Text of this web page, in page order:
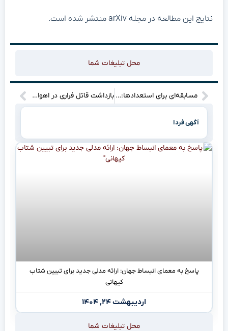
نتایج این مطالعه در مجله arXiv منتشر شده است.
محل تبلیغات شما
مسابقه‌ای برای استعدادها: فرصت ثبت‌نام در المپیاد ملی دانشجویان دارای معلولیت رو به پایان است بازداشت قاتل فراری در اهواز: رازهای یک پرونده جنایی فاش شد
آگهی فردا
پاسخ به معمای انبساط جهان: ارائه مدلی جدید برای تبیین شتاب
کیهانی
اردیبهشت ۲۴, ۱۴۰۴
محل تبلیغات شما